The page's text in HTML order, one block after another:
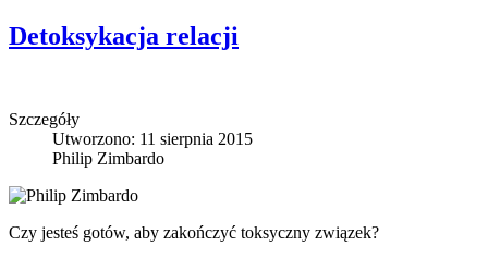
Detoksykacja relacji
Szczegóły
Utworzono: 11 sierpnia 2015
Philip Zimbardo
Czy jesteś gotów, aby zakończyć toksyczny związek?